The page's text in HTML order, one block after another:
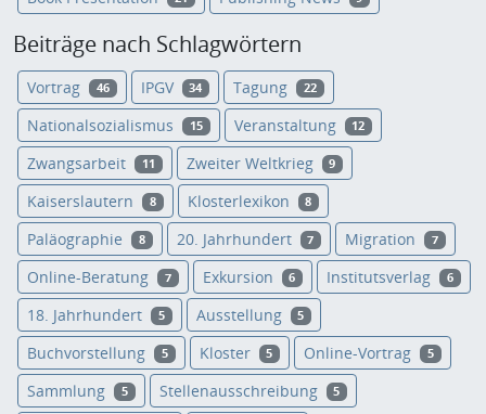
Beiträge nach Schlagwörtern
Vortrag 46 IPGV 34 Tagung 22
Nationalsozialismus 15 Veranstaltung 12
Zwangsarbeit 11 Zweiter Weltkrieg 9
Kaiserslautern 8 Klosterlexikon 8
Paläographie 8 20. Jahrhundert 7 Migration 7
Online-Beratung 7 Exkursion 6 Institutsverlag 6
18. Jahrhundert 5 Ausstellung 5
Buchvorstellung 5 Kloster 5 Online-Vortrag 5
Sammlung 5 Stellenausschreibung 5